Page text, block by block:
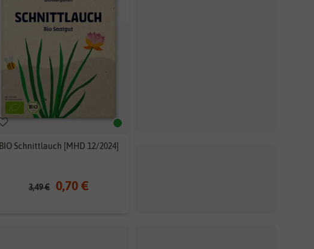
BIO Schnittlauch [MHD 12/2024]
3,49 € 0,70 €